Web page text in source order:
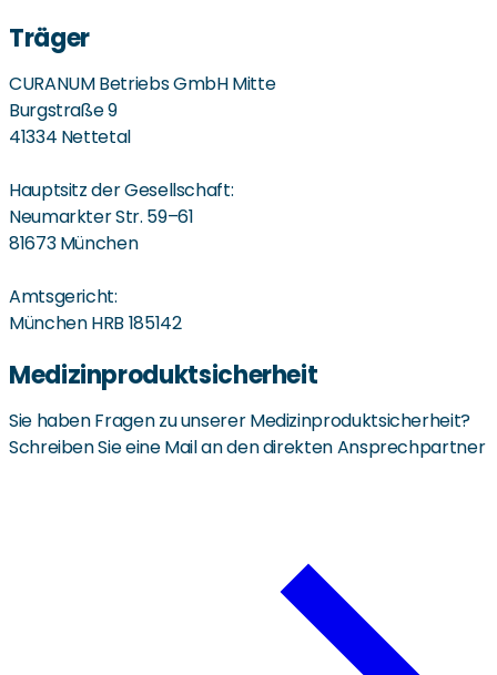
Träger
CURANUM Betriebs GmbH Mitte
Burgstraße 9
41334 Nettetal
Hauptsitz der Gesellschaft:
Neumarkter Str. 59–61
81673 München
Amtsgericht:
München HRB 185142
Medizinproduktsicherheit
Sie haben Fragen zu unserer Medizinproduktsicherheit?
Schreiben Sie eine Mail an den direkten Ansprechpartner